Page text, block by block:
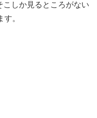
こしか見るところがない
。